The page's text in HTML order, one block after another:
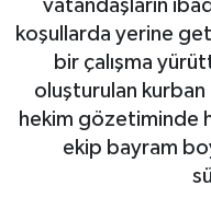
vatandaşların
koşullarda yerine
bir çalışma
oluşturulan kurban
hekim gözetiminde
ekip bayram
Resmi İlanlar
Sağlık
Siyaset